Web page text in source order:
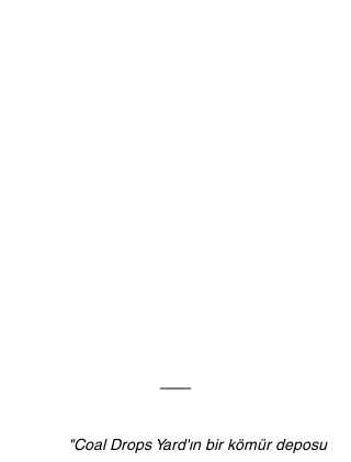
"Coal Drops Yard'ın bir kömür deposu